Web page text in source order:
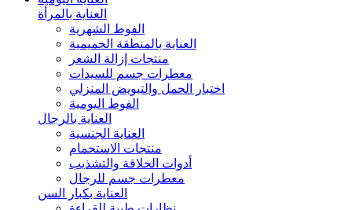
العناية بالمرأة
الفوط الشهرية
العناية بالمنطقة الحميمية
منتجات إزالة الشعر
معطرات جسم للسيدات
اختبار الحمل والتبويض المنزلي
الفوط اليومية
العناية بالرجال
العناية الجنسية
منتجات الاستحمام
أدوات الحلاقة والتشذيب
معطرات جسم للرجال
العناية بكبار السن